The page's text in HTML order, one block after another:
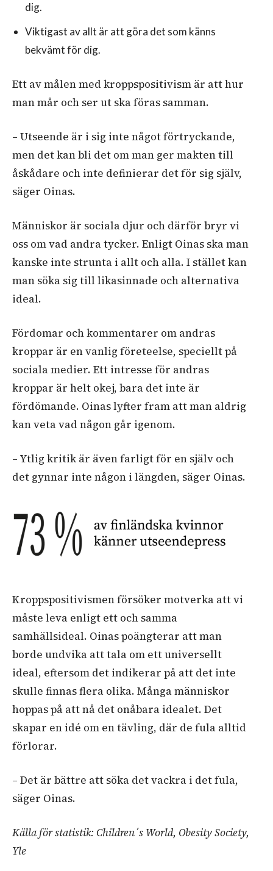
dig.
Viktigast av allt är att göra det som känns
bekvämt för dig.
Ett av målen med kroppspositivism är att hur
man mår och ser ut ska föras samman.
– Utseende är i sig inte något förtryckande,
men det kan bli det om man ger makten till
åskådare och inte definierar det för sig själv,
säger Oinas.
Människor är sociala djur och därför bryr vi
oss om vad andra tycker. Enligt Oinas ska man
kanske inte strunta i allt och alla. I stället kan
man söka sig till likasinnade och alternativa
ideal.
Fördomar och kommentarer om andras
kroppar är en vanlig företeelse, speciellt på
sociala medier. Ett intresse för andras
kroppar är helt okej, bara det inte är
fördömande. Oinas lyfter fram att man aldrig
kan veta vad någon går igenom.
– Ytlig kritik är även farligt för en själv och
det gynnar inte någon i längden, säger Oinas.
Kroppspositivismen försöker motverka att vi
måste leva enligt ett och samma
samhällsideal. Oinas poängterar att man
borde undvika att tala om ett universellt
ideal, eftersom det indikerar på att det inte
skulle finnas flera olika. Många människor
hoppas på att nå det onåbara idealet. Det
skapar en idé om en tävling, där de fula alltid
förlorar.
– Det är bättre att söka det vackra i det fula,
säger Oinas.
Källa för statistik: Children´s World, Obesity Society,
Yle